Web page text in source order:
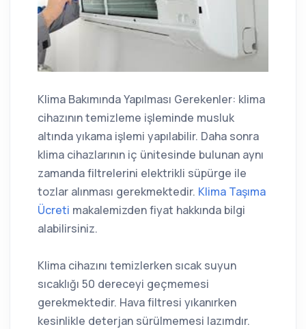
Klima Bakımında Yapılması Gerekenler: klima
cihazının temizleme işleminde musluk
altında yıkama işlemi yapılabilir. Daha sonra
klima cihazlarının iç ünitesinde bulunan aynı
zamanda filtrelerini elektrikli süpürge ile
tozlar alınması gerekmektedir. Klima Taşıma
Ücreti makalemizden fiyat hakkında bilgi
alabilirsiniz.
Klima cihazını temizlerken sıcak suyun
sıcaklığı 50 dereceyi geçmemesi
gerekmektedir. Hava filtresi yıkanırken
kesinlikle deterjan sürülmemesi lazımdır.